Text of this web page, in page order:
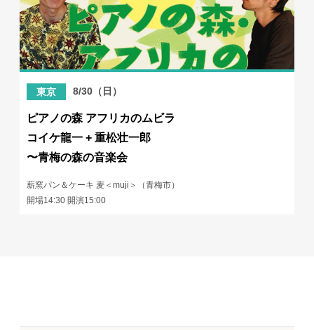
東京 8/30（日）
ピアノの森 アフリカのムビラ
コイケ龍一 + 重松壮一郎
〜青梅の森の音楽会
薪窯パン＆ケーキ 麦＜muji＞（青梅市）
開場14:30 開演15:00